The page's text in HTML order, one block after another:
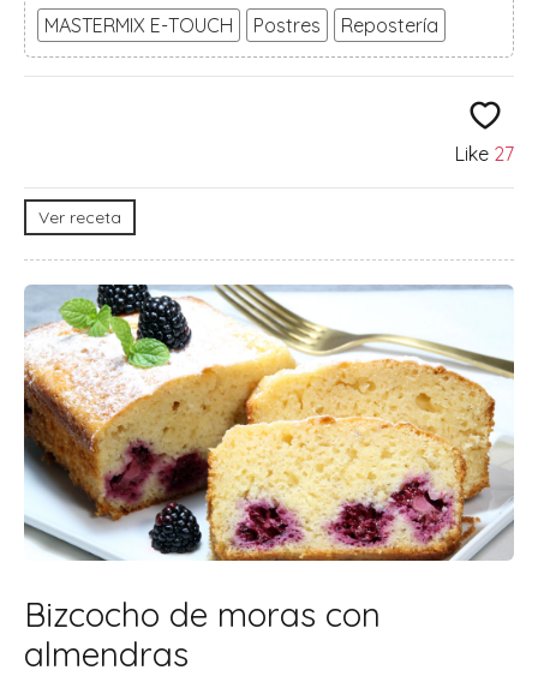
MASTERMIX E-TOUCH Postres Repostería
Like 27
Ver receta
Bizcocho de moras con
almendras